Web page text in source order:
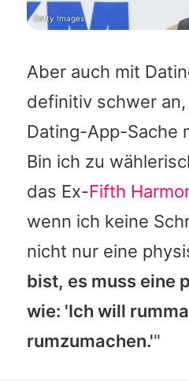
Aber auch mit
definitiv schwer
Dating-App-Sache
Bin ich zu
das Ex-Fifth
wenn ich keine
nicht nur eine
bist, es muss eine
wie: 'Ich will
rumzumachen.'"
Getty Images